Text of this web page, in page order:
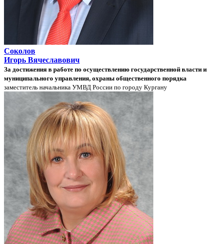
Соколов
Игорь Вячеславович
За достижения в работе по осуществлению государственной власти и
муниципального управления, охраны общественного порядка
заместитель начальника УМВД России по городу Кургану